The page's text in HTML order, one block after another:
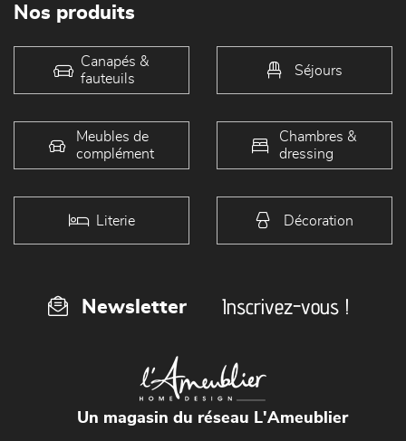
Nos produits
Canapés &
fauteuils
Séjours
Meubles de
complément
Chambres &
dressing
Literie Décoration
Newsletter Inscrivez-vous !
Un magasin du réseau L'Ameublier